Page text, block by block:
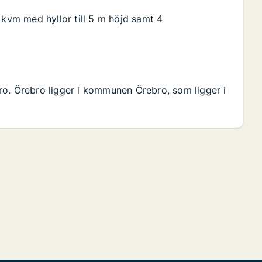
med hyllor till 5 m höjd samt 4
Örebro ligger i kommunen Örebro, som ligger i